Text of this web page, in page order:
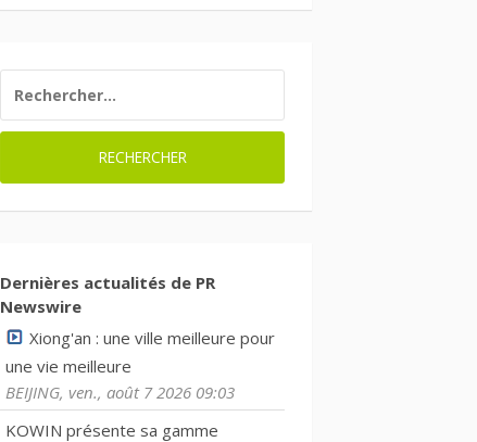
Dernières actualités de PR
Newswire
Xiong'an : une ville meilleure pour
une vie meilleure
BEIJING, ven., août 7 2026 09:03
KOWIN présente sa gamme